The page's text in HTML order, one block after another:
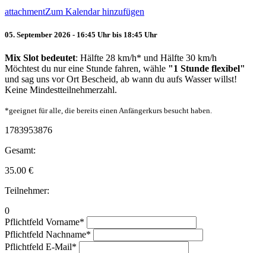
attachmentZum Kalendar hinzufügen
05. September 2026 - 16:45 Uhr bis 18:45 Uhr
Mix Slot bedeutet: Hälfte 28 km/h* und Hälfte 30 km/h
Möchtest du nur eine Stunde fahren, wähle "1 Stunde flexibel"
und sag uns vor Ort Bescheid, ab wann du aufs Wasser willst!
Keine Mindestteilnehmerzahl.
*geeignet für alle, die bereits einen Anfängerkurs besucht haben.
1783953876
Gesamt:
35.00 €
Teilnehmer:
0
Pflichtfeld Vorname*
Pflichtfeld Nachname*
Pflichtfeld E-Mail*